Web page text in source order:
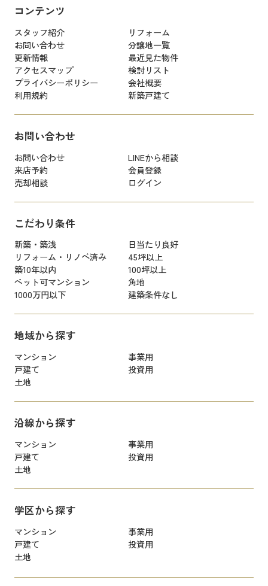
コンテンツ
スタッフ紹介
リフォーム
お問い合わせ
分譲地一覧
更新情報
最近見た物件
アクセスマップ
検討リスト
プライバシーポリシー
会社概要
利用規約
新築戸建て
お問い合わせ
お問い合わせ
LINEから相談
来店予約
会員登録
売却相談
ログイン
こだわり条件
新築・築浅
日当たり良好
リフォーム・リノベ済み
45坪以上
築10年以内
100坪以上
ペット可マンション
角地
1000万円以下
建築条件なし
地域から探す
マンション
事業用
戸建て
投資用
土地
沿線から探す
マンション
事業用
戸建て
投資用
土地
学区から探す
マンション
事業用
戸建て
投資用
土地